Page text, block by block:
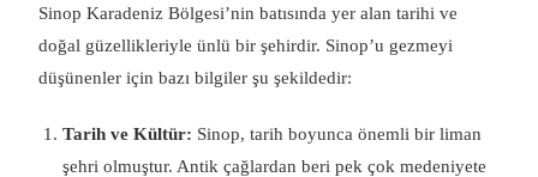
Sinop Karadeniz Bölgesi’nin batısında yer alan tarihi ve
doğal güzellikleriyle ünlü bir şehirdir. Sinop’u gezmeyi
düşünenler için bazı bilgiler şu şekildedir:
Tarih ve Kültür: Sinop, tarih boyunca önemli bir liman
şehri olmuştur. Antik çağlardan beri pek çok medeniyete